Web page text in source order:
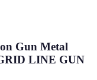
Gun Metal
LINE GUN